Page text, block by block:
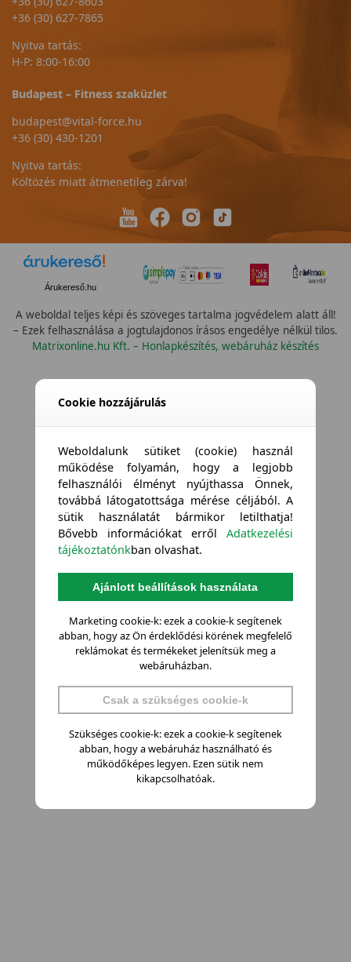
+36 (30) 627-7865
Nyitva tartás:
H-P: 8:00-16:00
Budapest – Fitness szaküzlet
budapest@vital-force.hu
+36 (30) 430-1201
Nyitva tartás:
Költözés miatt átmenetileg zárva!
Árukereső.hu
A weboldal teljes képi és szöveges tartalma jogvédelem alatt áll!
– Ezek felhasználása a jogtulajdonos írásos engedélye nélkül tilos.
Matrixonline.hu Kft. – Honlapkészítés, webáruház készítés
Cookie hozzájárulás
Weboldalunk sütiket (cookie) használ
működése folyamán, hogy a legjobb
felhasználói élményt nyújthassa Önnek,
továbbá látogatottsága mérése céljából. A
sütik használatát bármikor letilthatja!
Bővebb információkat errőlAdatkezelési
tájékoztatónkban olvashat.
Ajánlott beállítások használata
Marketing cookie-k: ezek a cookie-k segítenek
abban, hogy az Ön érdeklődési körének megfelelő
reklámokat és termékeket jelenítsük meg a
webáruházban.
Csak a szükséges cookie-k
Szükséges cookie-k: ezek a cookie-k segítenek
abban, hogy a webáruház használható és
működőképes legyen. Ezen sütik nem
kikapcsolhatóak.